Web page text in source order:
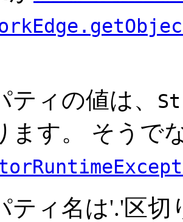
ティの値は、
ます。 そうで
ティ名は'.'区